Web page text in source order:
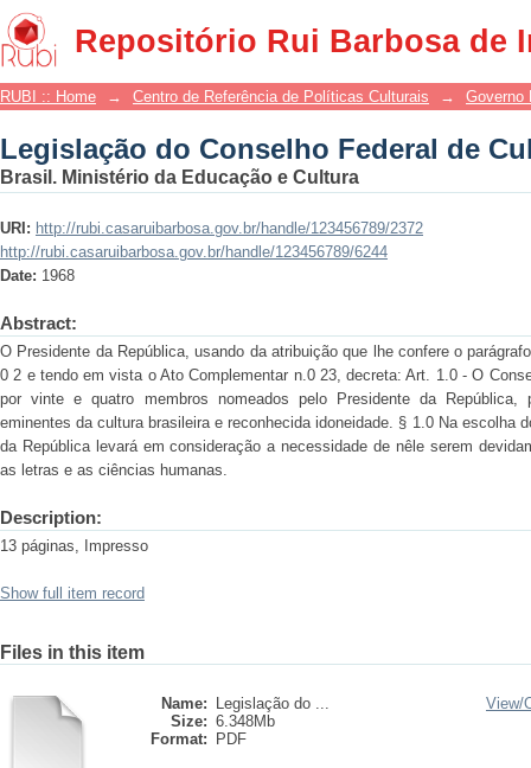
Repositório Rui Barbosa de
Legislação do Conselho Federal de
RUBI :: Home → Centro de Referência de Políticas Culturais → Governo
Legislação do Conselho Federal de
Brasil. Ministério da Educação e Cultura
URI: http://rubi.casaruibarbosa.gov.br/handle/123456789/2372
http://rubi.casaruibarbosa.gov.br/handle/123456789/6244
Date: 1968
Abstract:
O Presidente da República, usando da atribuição que lhe confere o
0 2 e tendo em vista o Ato Complementar n.0 23, decreta: Art. 1.0 - O
por vinte e quatro membros nomeados pelo Presidente da República,
eminentes da cultura brasileira e reconhecida idoneidade. § 1.0 Na escolha
da República levará em consideração a necessidade de nêle serem
as letras e as ciências humanas.
Description:
13 páginas, Impresso
Show full item record
Files in this item
Name:
Legislação do ...
Size: 6.348Mb
Format:
PDF
View/